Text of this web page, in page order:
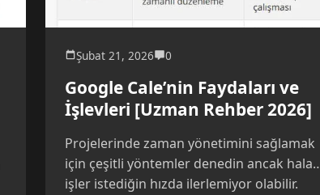
Şubat 21, 2026 0
Google Cale’nin Faydaları ve
İşlevleri [Uzman Rehber 2026]
Projelerinde zaman yönetimini sağlamak
için çeşitli yöntemler denedin ancak hala
işler istediğin hızda ilerlemiyor olabilir.